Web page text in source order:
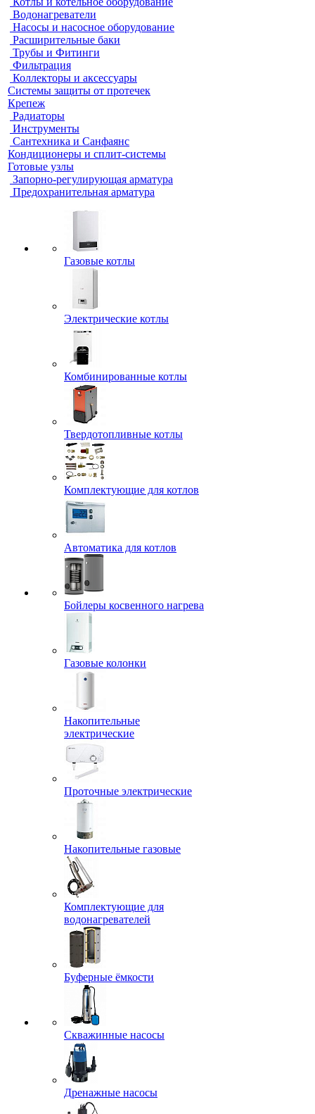
Водонагреватели
Насосы и насосное оборудование
Расширительные баки
Трубы и Фитинги
Фильтрация
Коллекторы и аксессуары
Системы защиты от протечек
Крепеж
Радиаторы
Инструменты
Сантехника и Санфаянс
Кондиционеры и сплит-системы
Готовые узлы
Запорно-регулирующая арматура
Предохранительная арматура
Газовые котлы
Электрические котлы
Комбинированные котлы
Твердотопливные котлы
Комплектующие для котлов
Автоматика для котлов
Бойлеры косвенного нагрева
Газовые колонки
Накопительные
электрические
Проточные электрические
Накопительные газовые
Комплектующие для
водонагревателей
Буферные ёмкости
Скважинные насосы
Дренажные насосы